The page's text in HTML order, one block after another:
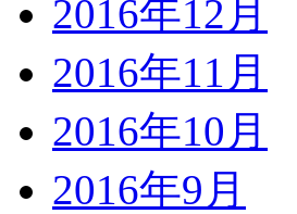
2016年12月
2016年11月
2016年10月
2016年9月